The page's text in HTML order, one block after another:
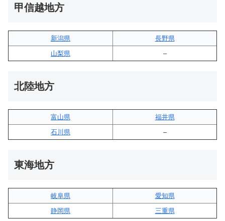
甲信越地方
新潟県
長野県
山梨県
–
北陸地方
富山県
福井県
石川県
–
東海地方
岐阜県
愛知県
静岡県
三重県